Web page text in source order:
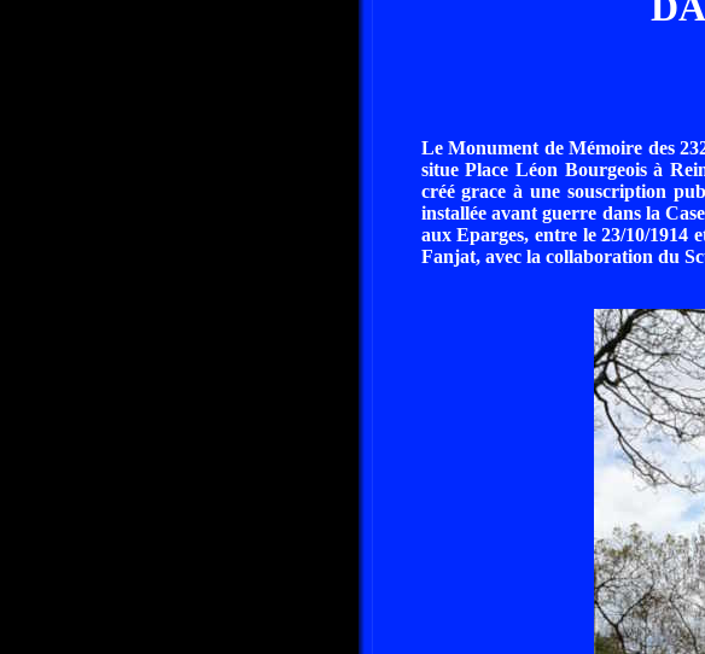
Le Monument de Mémoire des
situe Place Léon Bourgeois à
créé grace à une souscription
installée avant guerre dans la
aux Eparges, entre le 23/10/1914
Fanjat, avec la collaboration du